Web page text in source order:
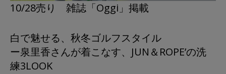
10/28売り 雑誌「Oggi」掲載
白で魅せる、秋冬ゴルフスタイル
ー泉里香さんが着こなす、JUN＆ROPE’の洗
練3LOOK